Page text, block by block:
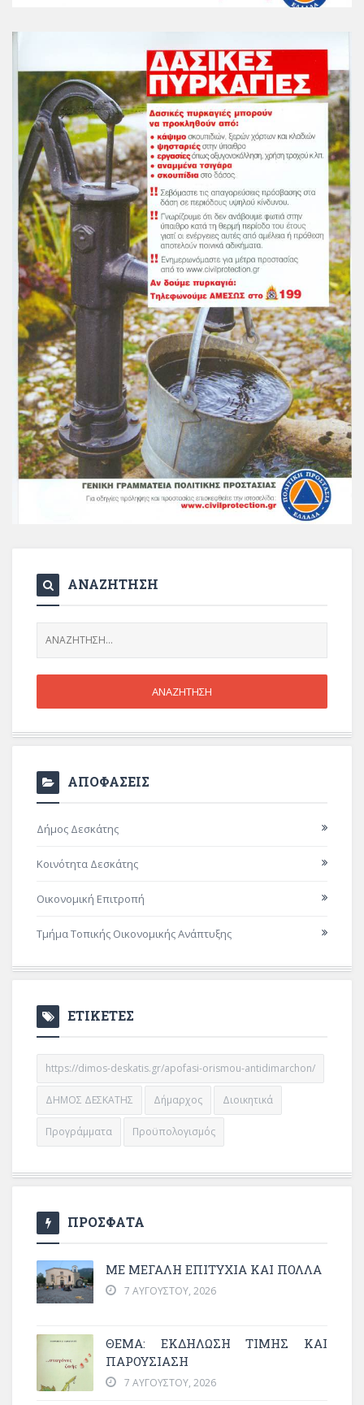
ΑΝΑΖΗΤΗΣΗ
ΑΠΟΦΑΣΕΙΣ
Δήμος Δεσκάτης
Κοινότητα Δεσκάτης
Οικονομική Επιτροπή
Τμήμα Τοπικής Οικονομικής Ανάπτυξης
ΕΤΙΚΕΤΕΣ
https://dimos-deskatis.gr/apofasi-orismou-antidimarchon/
ΔΗΜΟΣ ΔΕΣΚΑΤΗΣ Δήμαρχος Διοικητικά
Προγράμματα Προϋπολογισμός
ΠΡΟΣΦΑΤΑ
ΜΕ ΜΕΓΆΛΗ ΕΠΙΤΥΧΊΑ ΚΑΙ ΠΟΛΛΆ
7 ΑΥΓΟΎΣΤΟΥ, 2026
ΘΈΜΑ: ΕΚΔΉΛΩΣΗ ΤΙΜΉΣ ΚΑΙ
ΠΑΡΟΥΣΊΑΣΗ
7 ΑΥΓΟΎΣΤΟΥ, 2026